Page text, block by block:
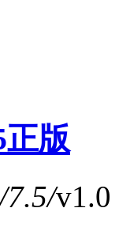
正版
/7.5/v1.0